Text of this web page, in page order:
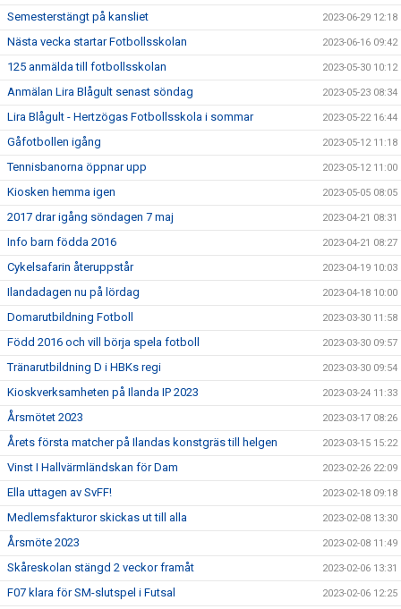
Semesterstängt på kansliet 2023-06-29 12:18
Nästa vecka startar Fotbollsskolan 2023-06-16 09:42
125 anmälda till fotbollsskolan 2023-05-30 10:12
Anmälan Lira Blågult senast söndag 2023-05-23 08:34
Lira Blågult - Hertzögas Fotbollsskola i sommar 2023-05-22 16:44
Gåfotbollen igång 2023-05-12 11:18
Tennisbanorna öppnar upp 2023-05-12 11:00
Kiosken hemma igen 2023-05-05 08:05
2017 drar igång söndagen 7 maj 2023-04-21 08:31
Info barn födda 2016 2023-04-21 08:27
Cykelsafarin återuppstår 2023-04-19 10:03
Ilandadagen nu på lördag 2023-04-18 10:00
Domarutbildning Fotboll 2023-03-30 11:58
Född 2016 och vill börja spela fotboll 2023-03-30 09:57
Tränarutbildning D i HBKs regi 2023-03-30 09:54
Kioskverksamheten på Ilanda IP 2023 2023-03-24 11:33
Årsmötet 2023 2023-03-17 08:26
Årets första matcher på Ilandas konstgräs till helgen 2023-03-15 15:22
Vinst I Hallvärmländskan för Dam 2023-02-26 22:09
Ella uttagen av SvFF! 2023-02-18 09:18
Medlemsfakturor skickas ut till alla 2023-02-08 13:30
Årsmöte 2023 2023-02-08 11:49
Skåreskolan stängd 2 veckor framåt 2023-02-06 13:31
F07 klara för SM-slutspel i Futsal 2023-02-06 12:25